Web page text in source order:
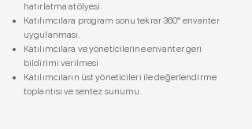
hatırlatma atölyesi.
Katılımcılara program sonu tekrar 360° envanter
uygulanması.
Katılımcılara ve yöneticilerine envanter geri
bildirimi verilmesi
Katılımcıların üst yöneticileri ile değerlendirme
toplantısı ve sentez sunumu.